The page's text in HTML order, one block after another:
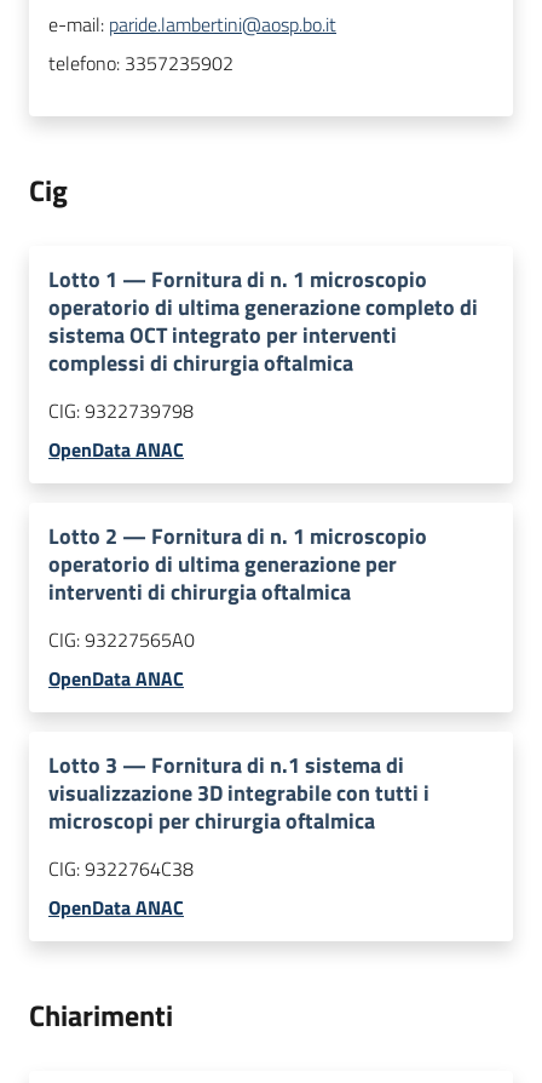
e-mail: paride.lambertini@aosp.bo.it
telefono: 3357235902
Cig
Lotto 1 — Fornitura di n. 1 microscopio
operatorio di ultima generazione completo di
sistema OCT integrato per interventi
complessi di chirurgia oftalmica
CIG:9322739798
OpenData ANAC
Lotto 2 — Fornitura di n. 1 microscopio
operatorio di ultima generazione per
interventi di chirurgia oftalmica
CIG:93227565A0
OpenData ANAC
Lotto 3 — Fornitura di n.1 sistema di
visualizzazione 3D integrabile con tutti i
microscopi per chirurgia oftalmica
CIG:9322764C38
OpenData ANAC
Chiarimenti